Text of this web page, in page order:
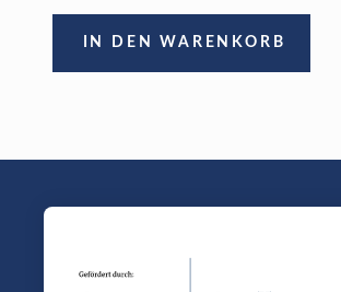
IN DEN WARENKORB